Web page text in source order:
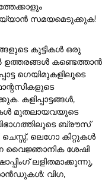
സമയമെടുക്കുക!
കുട്ടികൾ ഒരു
ഉത്തരങ്ങൾ കണ്ടെത്താൻ
ഗെയിമുകളിലൂടെ
കളിപ്പാട്ടങ്ങൾ,
മുതലായവയുടെ
ബ്രൗസ്
ലെഗോ കിറ്റുകൾ
വൈജ്ഞാനിക ശേഷി
ലളിതമാക്കുന്നു,
വിഗ,